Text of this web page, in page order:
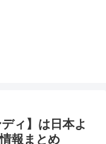
ィ】は日本よ
報まとめ